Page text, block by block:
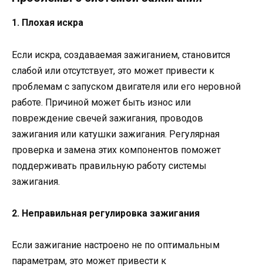
1. Плохая искра
Если искра, создаваемая зажиганием, становится
слабой или отсутствует, это может привести к
проблемам с запуском двигателя или его неровной
работе. Причиной может быть износ или
повреждение свечей зажигания, проводов
зажигания или катушки зажигания. Регулярная
проверка и замена этих компонентов поможет
поддерживать правильную работу системы
зажигания.
2. Неправильная регулировка зажигания
Если зажигание настроено не по оптимальным
параметрам, это может привести к